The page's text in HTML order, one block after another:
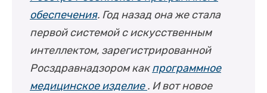
обеспечения. Год назад она же стала
первой системой с искусственным
интеллектом, зарегистрированной
Росздравнадзором какпрограммное
медицинское изделие. И вот новое